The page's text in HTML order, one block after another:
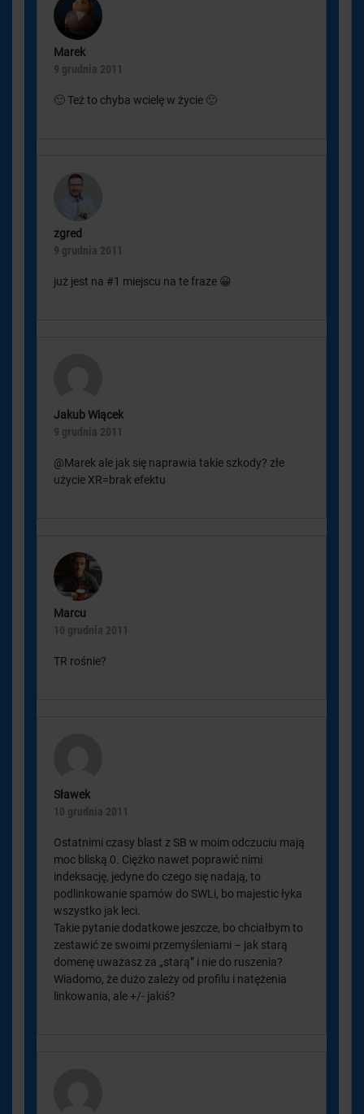
Marek
9 grudnia 2011
🙂 Też to chyba wcielę w życie 🙂
zgred
9 grudnia 2011
już jest na #1 miejscu na te fraze 😀
Jakub Wiącek
9 grudnia 2011
@Marek ale jak się naprawia takie szkody? złe
użycie XR=brak efektu
Marcu
10 grudnia 2011
TR rośnie?
Sławek
10 grudnia 2011
Ostatnimi czasy blast z SB w moim odczuciu mają
moc bliską 0. Ciężko nawet poprawić nimi
indeksację, jedyne do czego się nadają, to
podlinkowanie spamów do SWLi, bo majestic łyka
wszystko jak leci.
Takie pytanie dodatkowe jeszcze, bo chciałbym to
zestawić ze swoimi przemyśleniami – jak starą
domenę uważasz za „starą” i nie do ruszenia?
Wiadomo, że dużo zależy od profilu i natężenia
linkowania, ale +/- jakiś?